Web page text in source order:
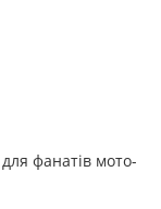
фанатів мото-